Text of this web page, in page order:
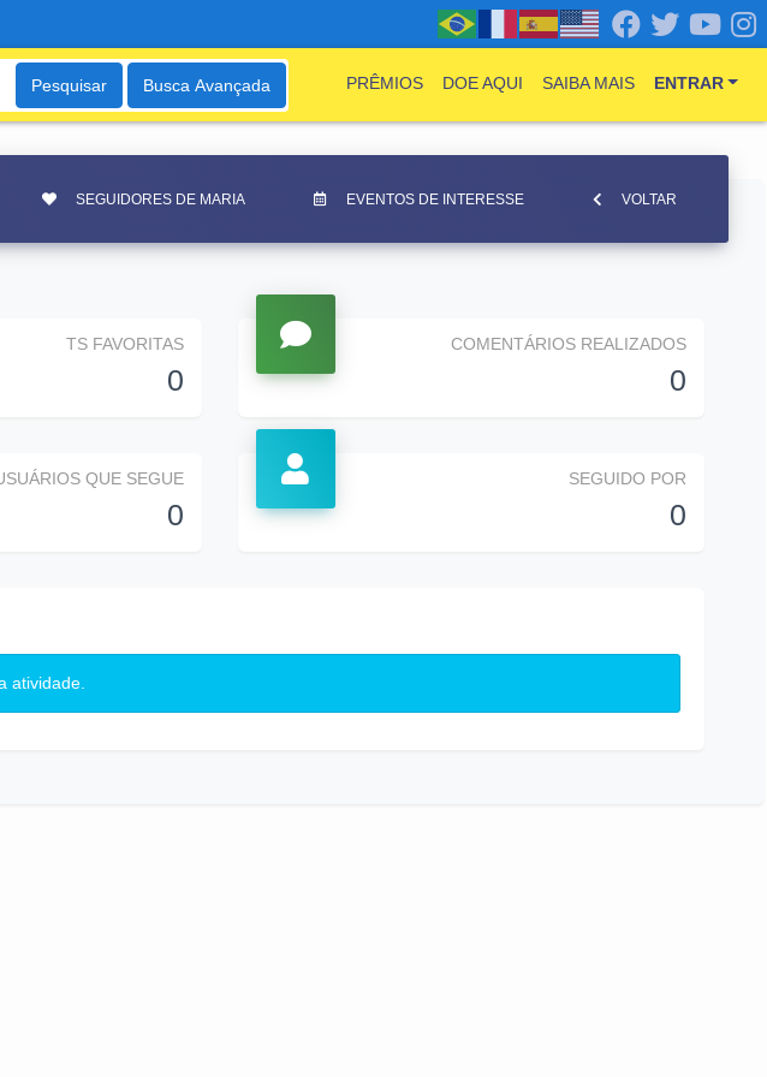
Pesquisar Busca Avançada PRÊMIOS DOE AQUI SAIBA MAIS ENTRAR
SEGUIDORES DE MARIA EVENTOS DE INTERESSE VOLTAR
TS FAVORITAS
0
COMENTÁRIOS REALIZADOS
0
QUE SEGUE
0
SEGUIDO POR
0
atividade.